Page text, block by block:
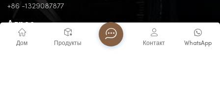
+86 -1329087877
Адрес
No. 3, Nanpu Road, Jinfeng Industrial Zone, Zhangzhou, Fujian,
Дом Продукты WhatsApp
Контакт